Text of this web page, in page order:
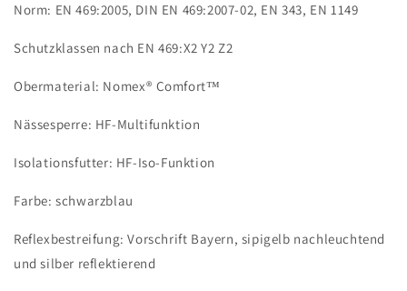
Norm: EN 469:2005, DIN EN 469:2007-02, EN 343, EN 1149
Schutzklassen nach EN 469:X2 Y2 Z2
Obermaterial: Nomex® Comfort™
Nässesperre: HF-Multifunktion
Isolationsfutter: HF-Iso-Funktion
Farbe: schwarzblau
Reflexbestreifung: Vorschrift Bayern, sipigelb nachleuchtend
und silber reflektierend